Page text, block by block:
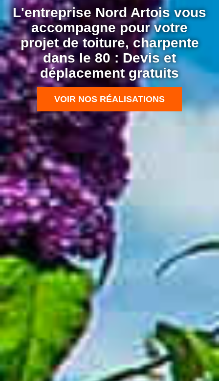
L'entreprise Nord Artois vous
accompagne pour votre
projet de toiture, charpente
dans le 80 : Devis et
déplacement gratuits
VOIR NOS RÉALISATIONS